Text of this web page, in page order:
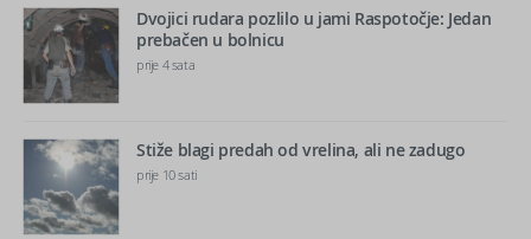
Dvojici rudara pozlilo u jami Raspotočje: Jedan
prebačen u bolnicu
prije 4 sata
Stiže blagi predah od vrelina, ali ne zadugo
prije 10 sati